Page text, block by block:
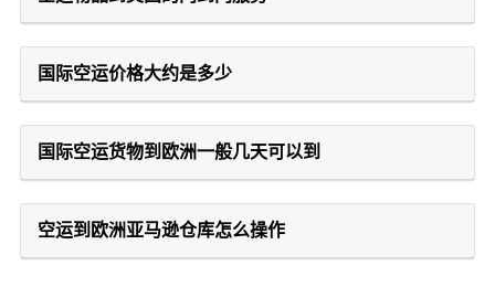
国际空运价格大约是多少
国际空运货物到欧洲一般几天可以到
空运到欧洲亚马逊仓库怎么操作